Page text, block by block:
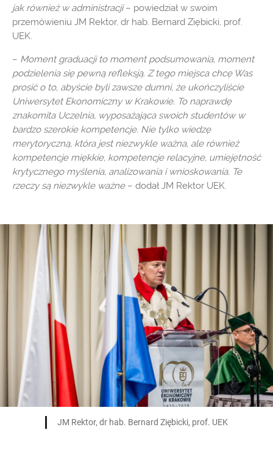
jak również w administracji– powiedział w swoim
przemówieniu JM Rektor, dr hab. Bernard Ziębicki, prof.
UEK.
– Moment graduacji to moment podsumowania, moment
podzielenia się pewną refleksją. Z tego miejsca chcę Was
prosić o to, abyście byli zawsze dumni, że ukończyliście
Uniwersytet Ekonomiczny w Krakowie. To naprawdę
znakomita Uczelnia, wyposażająca swoich studentów w
bardzo szerokie kompetencje. Nie tylko wiedzę
merytoryczną, która jest niezwykle ważna, ale również
kompetencje miękkie, kompetencje relacyjne, umiejętność
krytycznego myślenia, analizowania i wnioskowania. Te
rzeczy są niezwykle ważne– dodał JM Rektor UEK.
JM Rektor, dr hab. Bernard Ziębicki, prof. UEK